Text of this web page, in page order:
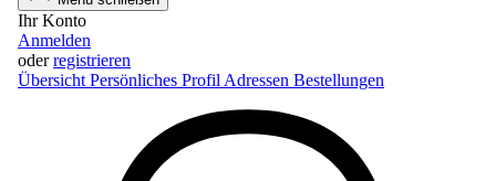
Ihr Konto
Anmelden
oderregistrieren
Übersicht Persönliches Profil Adressen Bestellungen